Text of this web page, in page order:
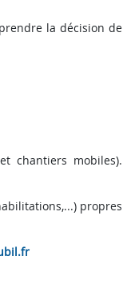
la décision de
chantiers mobiles).
propres